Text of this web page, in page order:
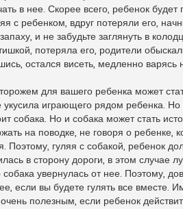
в нее. Скорее всего, ребенок
с ребенком, вдруг потеряли его,
и не забудьте заглянуть в
потеряла его, родители
остался висеть, медленно варясь
для вашего ребенка может
укусила играющего рядом ребенка.
собака. Но и собака может стать
на поводке, не говоря о ребенке,
Поэтому, гуляя с собакой, ребенок
в сторону дороги, в этом случае
собака увернулась от нее. Поэтому,
если вы будете гулять все вместе.
полезным, если ребенок